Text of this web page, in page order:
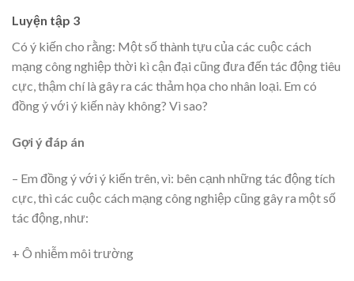
Luyện tập 3
Có ý kiến cho rằng: Một số thành tựu của các cuộc cách
mạng công nghiệp thời kì cận đại cũng đưa đến tác động tiêu
cực, thậm chí là gây ra các thảm họa cho nhân loại. Em có
đồng ý với ý kiến này không? Vì sao?
Gợi ý đáp án
– Em đồng ý với ý kiến trên, vì: bên cạnh những tác động tích
cực, thì các cuộc cách mạng công nghiệp cũng gây ra một số
tác động, như:
+ Ô nhiễm môi trường